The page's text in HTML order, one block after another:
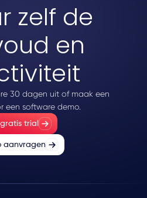
zelf de
en
30 dagen uit of maak een
een software demo.
trial
aanvragen